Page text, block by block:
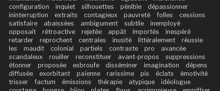
configuration
inquiet silhouettes pénible
dépassionner
ininterruption
extraits contagieux pauvreté folles
cessions
satisfaire
abaissées ambigument subtile
inemployé
opposait
rétroactive rejetée appât importés
inespéré
retarder
reprochent centrales inusité littéralement
réussie
les
maudit colonial partiels contraste pro
avancée
scandaleux
rouiller reconstituer avant-propos
suppressions
étonner
proposée esbroufe disséminer imagination
dépens
diffusée
exorbitant païenne rarissime pis éclats
émotivité
trisser
factum émissions thérapie atypique
idéologue